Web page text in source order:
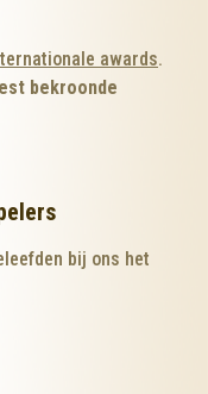
awards.
bekroonde
bij ons het